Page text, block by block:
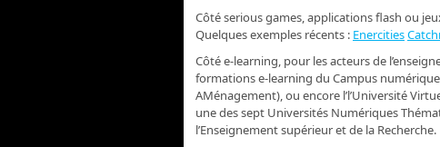
Côté serious games, applications flash ou
Quelques exemples récents : Enercities
Côté e-learning, pour les acteurs de
formations e-learning du Campus numérique
AMénagement), ou encore l’l’Université
une des sept Universités Numériques
l’Enseignement supérieur et de la Recherche.